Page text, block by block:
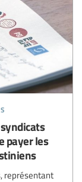
payer les
représentant